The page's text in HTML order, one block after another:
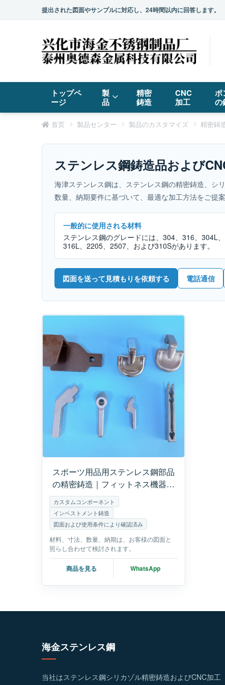
提出された図面やサンプルに対応し、24時間以内に回答します。
トップペ
ージ
製
品
精密
鋳造
CNC
加工
ポ
の
首页 製品センター 製品のカスタマイズ 精密鋳
ステンレス鋼鋳造品および
海津ステンレス鋼は、ステンレス鋼の精密鋳造、シ
数量、納期要件に基づいて、最適な加工方法をご提案
一般的に使用される材料
ステンレス鋼のグレードには、304、316、304L、
316L、2205、2507、および310Sがあります。
図面を送って見積もりを依頼する 電話通信
スポーツ用品用ステンレス鋼部品
の精密鋳造｜フィットネス機器の
カスタマイズ部品
カスタムコンポーネント
インベストメント鋳造
図面および使用条件により確認済み
材料、寸法、数量、納期は、お客様の図面と
照らし合わせて検討されます。
商品を見る WhatsApp
海金ステンレス鋼
当社はステンレス鋼シリカゾル精密鋳造およびCNC加工